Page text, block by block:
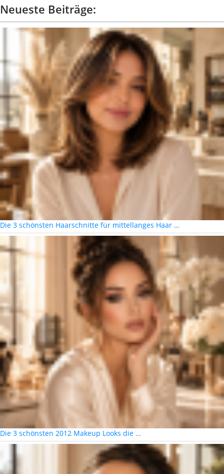
Neueste Beiträge:
Die 3 schönsten Haarschnitte für mittellanges Haar …
Die 3 schönsten 2012 Makeup Looks die …